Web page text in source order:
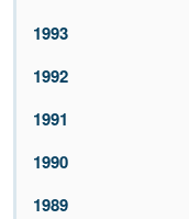
1993
1992
1991
1990
1989